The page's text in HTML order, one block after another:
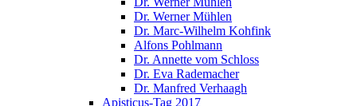
Dr. Werner Mühlen
Dr. Marc-Wilhelm Kohfink
Alfons Pohlmann
Dr. Annette vom Schloss
Dr. Eva Rademacher
Dr. Manfred Verhaagh
Apisticus-Tag 2017